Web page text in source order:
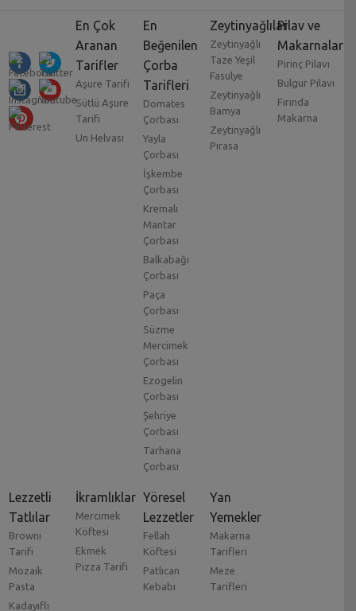
En Çok
Aranan
Tarifler
Aşure Tarifi
Sütlü Aşure
Tarifi
Un Helvası
En
Beğenilen
Çorba
Tarifleri
Domates
Çorbası
Yayla
Çorbası
İşkembe
Çorbası
Kremalı
Mantar
Çorbası
Balkabağı
Çorbası
Paça
Çorbası
Süzme
Mercimek
Çorbası
Ezogelin
Çorbası
Şehriye
Çorbası
Tarhana
Çorbası
Zeytinyağlılar
Zeytinyağlı
Taze Yeşil
Fasulye
Zeytinyağlı
Bamya
Zeytinyağlı
Pırasa
Pilav ve
Makarnalar
Pirinç Pilavı
Bulgur Pilavı
Fırında
Makarna
Lezzetli
Tatlılar
Browni
Tarifi
Mozaik
Pasta
Kadayıflı
İkramlıklar
Mercimek
Köftesi
Ekmek
Pizza Tarifi
Yöresel
Lezzetler
Fellah
Köftesi
Patlıcan
Kebabı
Yan
Yemekler
Makarna
Tarifleri
Meze
Tarifleri